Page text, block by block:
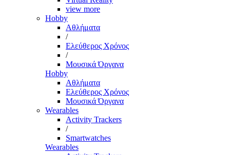
view more
Hobby
Αθλήματα
/
Ελεύθερος Χρόνος
/
Μουσικά Όργανα
Hobby
Αθλήματα
Ελεύθερος Χρόνος
Μουσικά Όργανα
Wearables
Activity Trackers
/
Smartwatches
Wearables